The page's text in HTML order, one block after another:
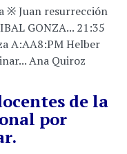
de la
por